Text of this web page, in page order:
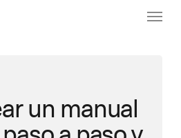
Menú
un manual